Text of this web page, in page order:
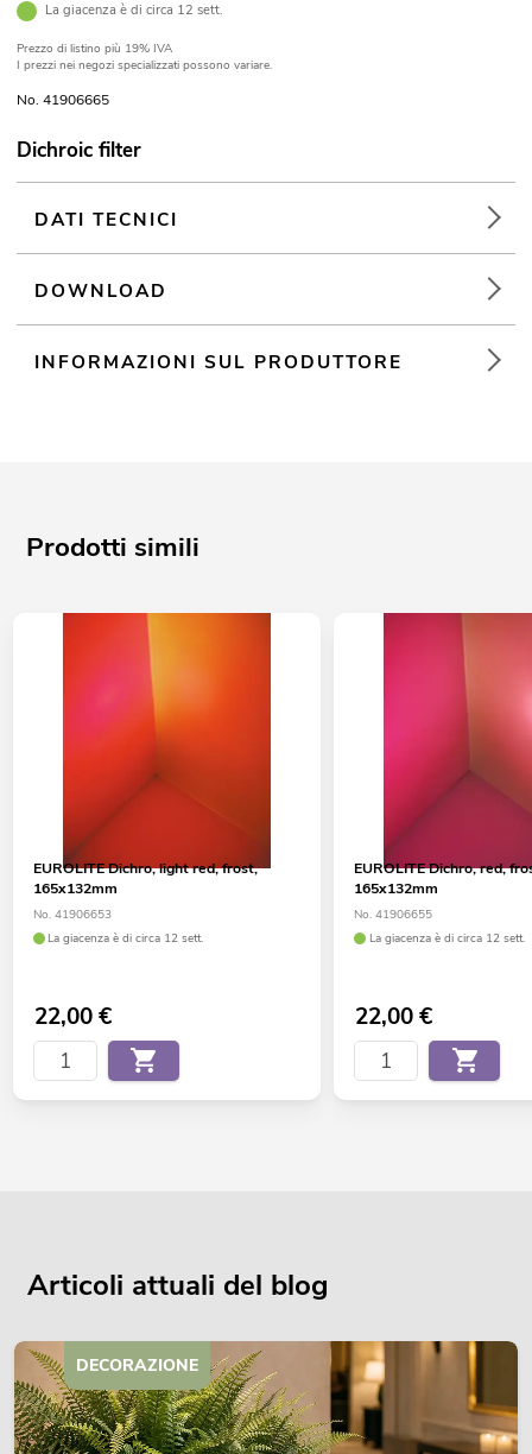
La giacenza è di circa 12 sett.
Prezzo di listino più 19% IVA
I prezzi nei negozi specializzati possono variare.
No. 41906665
Dichroic filter
DATI TECNICI
DOWNLOAD
INFORMAZIONI SUL PRODUTTORE
Prodotti simili
EUROLITE Dichro, light red, frost,
165x132mm
No. 41906653
La giacenza è di circa 12 sett.
22,00€
EUROLITE Dichro, red,
165x132mm
No. 41906655
La giacenza è di circa 12 sett.
22,00€
Articoli attuali del blog
DECORAZIONE